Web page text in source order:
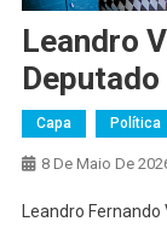
Leandro
Capa Política
8 De Maio De
Leandro